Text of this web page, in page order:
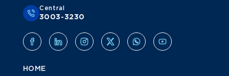
Central
3003-3230
HOME